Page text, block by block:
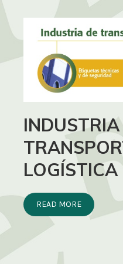
INDUSTRIA
LOGÍSTICA
READ MORE